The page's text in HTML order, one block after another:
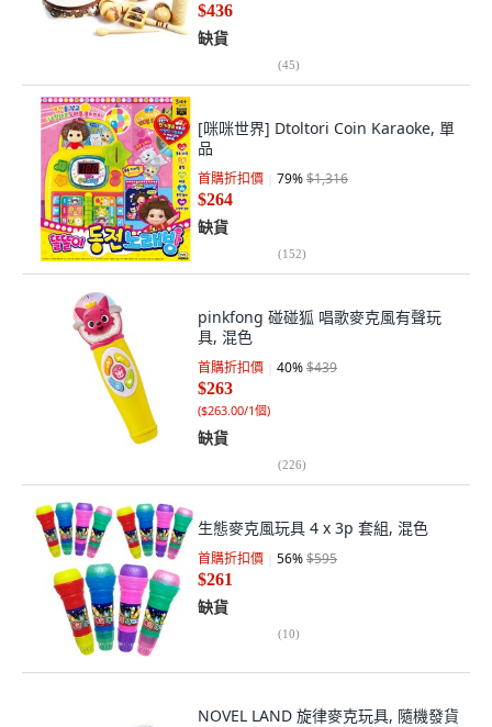
$436
缺貨
(45)
[咪咪世界] Dtoltori Coin Karaoke, 單
品
首購折扣價 79%$1,316
$264
缺貨
(152)
pinkfong 碰碰狐 唱歌麥克風有聲玩
具, 混色
首購折扣價 40%$439
$263
($263.00/1個)
缺貨
(226)
生態麥克風玩具 4 x 3p 套組, 混色
首購折扣價 56%$595
$261
缺貨
(10)
NOVEL LAND 旋律麥克玩具, 隨機發貨